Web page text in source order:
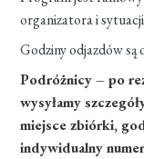
organizatora i
Godziny odjazdów są
Podróżnicy – po
wysyłamy
miejsce zbiórki,
indywidualny